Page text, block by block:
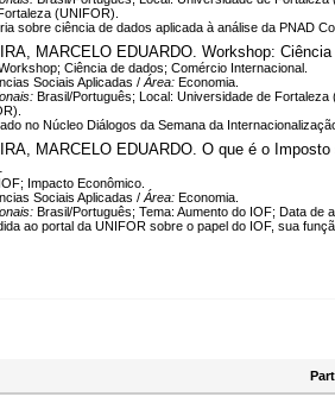
(UNIFOR).
sobre ciência de dados aplicada à análise da PNAD
MARCELO EDUARDO. Workshop:
Ciência de dados; Comércio Internacional.
Sociais Aplicadas / Área: Economia.
Brasil/Português; Local: Universidade de
no Núcleo Diálogos da Semana da
MARCELO EDUARDO. O que é o
IOF; Impacto Econômico.
Sociais Aplicadas / Área: Economia.
Brasil/Português; Tema: Aumento do IOF; Data de
ao portal da UNIFOR sobre o papel do IOF, sua